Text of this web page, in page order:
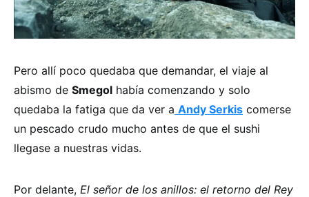
Pero allí poco quedaba que demandar, el viaje al
abismo de Smegol había comenzando y solo
quedaba la fatiga que da ver a Andy Serkis comerse
un pescado crudo mucho antes de que el sushi
llegase a nuestras vidas.
Por delante, El señor de los anillos: el retorno del Rey